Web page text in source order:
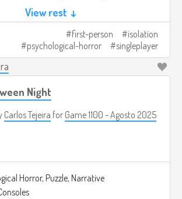
is to complete one last transmission.
you do, the ending changes: you may
or you may have let something in.
https://automaton-
20211101-5318/
View rest ↓
first-person
isolation
psychological-horror
singleplayer
Night
Carlos Tejeira for Game 1100 - Agosto 2025
Horror, Puzzle, Narrative